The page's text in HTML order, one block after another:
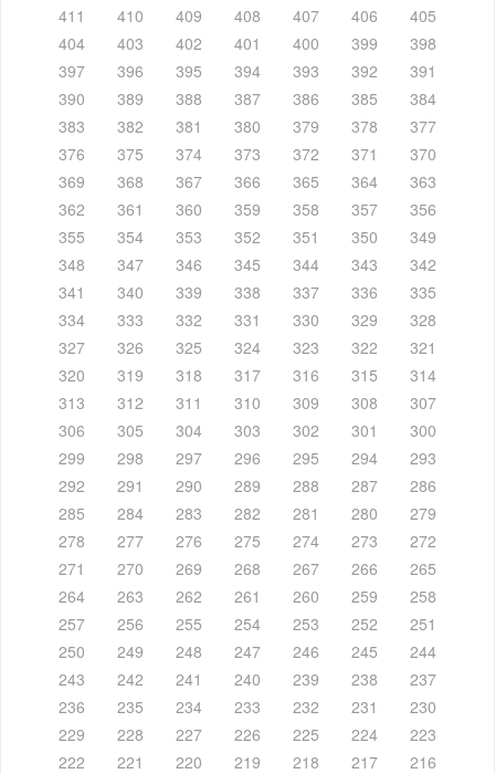
411
410 409 408 407 406
405
404
403 402 401 400 399
398
397
396 395 394 393 392
391
390
389 388 387 386 385
384
383
382 381 380 379 378
377
376
375 374 373 372 371
370
369
368 367 366 365 364
363
362
361 360 359 358 357
356
355
354 353 352 351 350
349
348
347 346 345 344 343
342
341
340 339 338 337 336
335
334
333 332 331 330 329
328
327
326 325 324 323 322
321
320
319 318 317 316 315
314
313
312 311 310 309 308
307
306
305 304 303 302 301
300
299
298 297 296 295 294
293
292
291 290 289 288 287
286
285
284 283 282 281 280
279
278
277 276 275 274 273
272
271
270 269 268 267 266
265
264
263 262 261 260 259
258
257
256 255 254 253 252
251
250
249 248 247 246 245
244
243
242 241 240 239 238
237
236
235 234 233 232 231
230
229
228 227 226 225 224
223
222
221 220 219 218 217
216